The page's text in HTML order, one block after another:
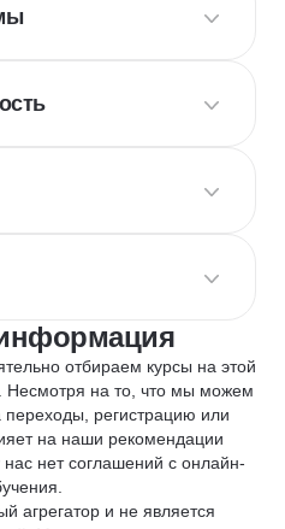
отбираем курсы на этой
Несмотря на то, что мы можем
переходы, регистрацию или
на наши рекомендации
нет соглашений с онлайн-
агрегатор и не является